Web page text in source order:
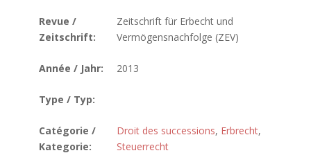
Revue /
Zeitschrift:
Zeitschrift für Erbecht und
Vermögensnachfolge (ZEV)
Année / Jahr: 2013
Type / Typ:
Catégorie /
Kategorie:
Droit des successions, Erbrecht,
Steuerrecht